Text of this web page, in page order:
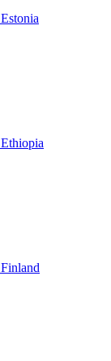
Estonia
Ethiopia
Finland